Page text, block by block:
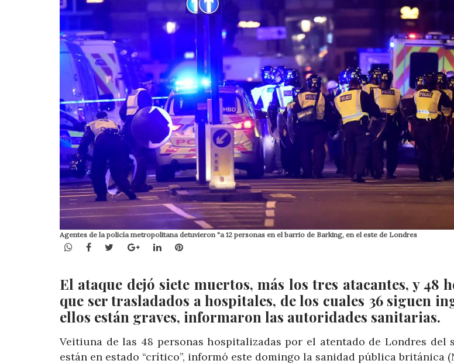
Agentes de la policía metropolitana detuvieron "a 12 personas en el barrio de Barking, en el este de Londres
WhatsApp
Facebook
TwitterGoogle+LinkedInPinterest
El ataque dejó siete muertos, más los tres atacantes, y 48
que ser trasladados a hospitales, de los cuales 36 siguen
ellos están graves, informaron las autoridades sanitarias.
Veitiuna de las 48 personas hospitalizadas por el atentado de Londres del
están en estado “crítico”, informó este domingo la sanidad pública británica